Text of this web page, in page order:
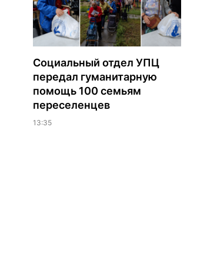
Социальный отдел УПЦ
передал гуманитарную
помощь 100 семьям
переселенцев
13:35